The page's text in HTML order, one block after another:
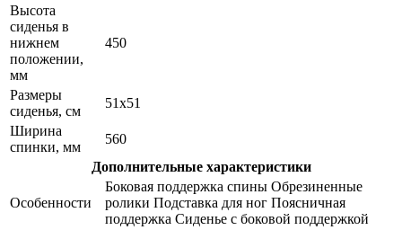
Высота
сиденья в
нижнем
положении,
мм
450
Размеры
сиденья, см
51x51
Ширина
спинки, мм
560
Дополнительные характеристики
Особенности
Боковая поддержка спины Обрезиненные
ролики Подставка для ног Поясничная
поддержка Сиденье с боковой поддержкой